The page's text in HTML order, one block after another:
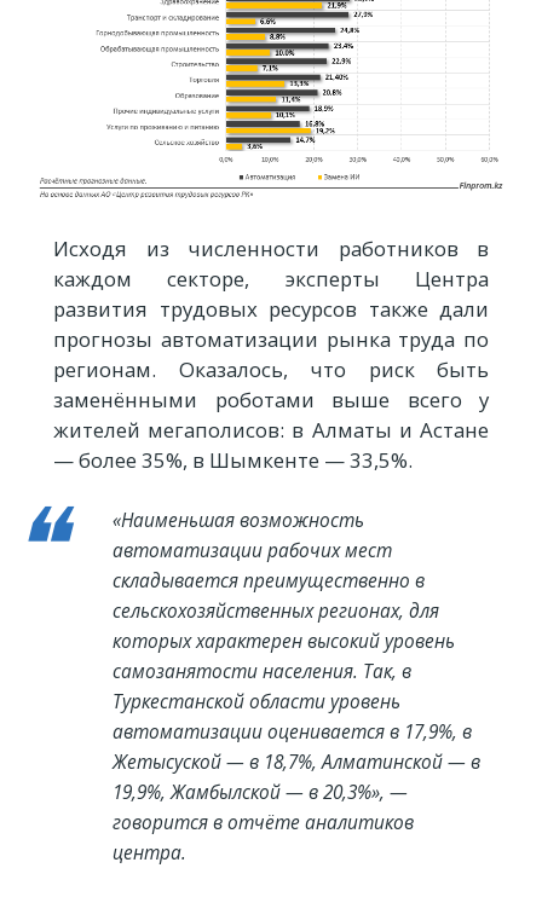
Исходя из численности работников в
каждом секторе, эксперты Центра
развития трудовых ресурсов также дали
прогнозы автоматизации рынка труда по
регионам. Оказалось, что риск быть
заменёнными роботами выше всего у
жителей мегаполисов: в Алматы и Астане
— более 35%, в Шымкенте — 33,5%.
«Наименьшая возможность
автоматизации рабочих мест
складывается преимущественно в
сельскохозяйственных регионах, для
которых характерен высокий уровень
самозанятости населения. Так, в
Туркестанской области уровень
автоматизации оценивается в 17,9%, в
Жетысуской — в 18,7%, Алматинской — в
19,9%, Жамбылской — в 20,3%», —
говорится в отчёте аналитиков
центра.